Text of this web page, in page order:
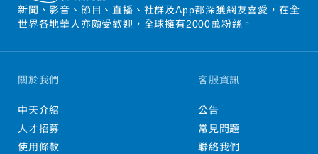
新聞、影音、節目、直播、社群及App都深獲網友喜愛，在全
世界各地華人亦頗受歡迎，全球擁有2000萬粉絲。
關於我們
中天介紹
人才招募
使用條款
客服資訊
公告
常見問題
聯絡我們